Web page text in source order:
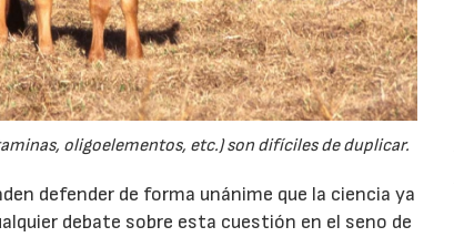
oligoelementos, etc.) son difíciles de duplicar.
defender de forma unánime que la ciencia ya
debate sobre esta cuestión en el seno de